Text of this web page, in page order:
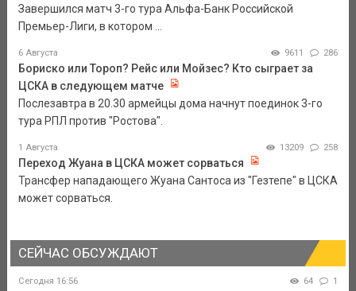
Завершился матч 3-го тура Альфа-Банк Российской
Премьер-Лиги, в котором ...
6 Августа 9611 286
Бориско или Тороп? Рейс или Мойзес? Кто сыграет за
ЦСКА в следующем матче
Послезавтра в 20.30 армейцы дома начнут поединок 3-го
тура РПЛ против "Ростова".
1 Августа 13209 258
Переход Жуана в ЦСКА может сорваться
Трансфер нападающего Жуана Сантоса из "Гезтепе" в ЦСКА
может сорваться.
СЕЙЧАС ОБСУЖДАЮТ
Сегодня 16:56 64 1